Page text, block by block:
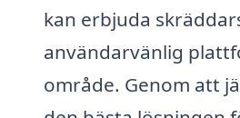
kan erbjuda
användarvänlig
område. Genom att